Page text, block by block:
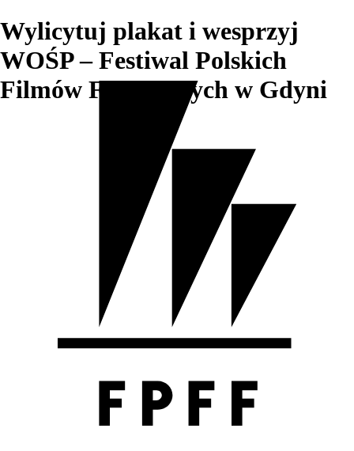
Wylicytuj plakat i wesprzyj
WOŚP – Festiwal Polskich
Filmów Fabularnych w Gdyni